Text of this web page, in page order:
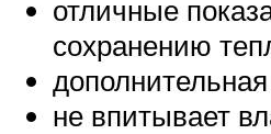
отличные
сохранению
не впитывает